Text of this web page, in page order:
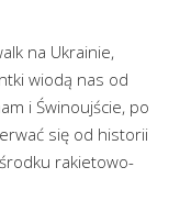
na Ukrainie,
wiodą nas od
i Świnoujście, po
się od historii
rakietowo-